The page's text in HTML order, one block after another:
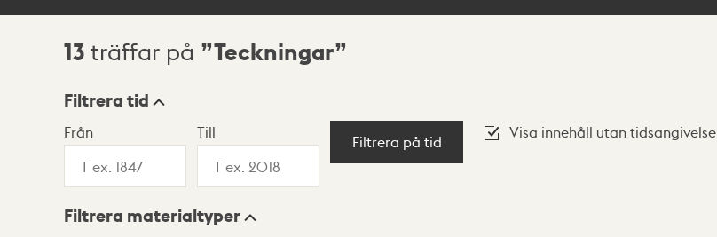
Sökresultat
13 träffar på Teckningar
Visningsläge
Lista Karta
Filtrera tid
Från Till
Filtrera på tid
Visa innehåll utan tidsangivelse
Filtrera materialtyper